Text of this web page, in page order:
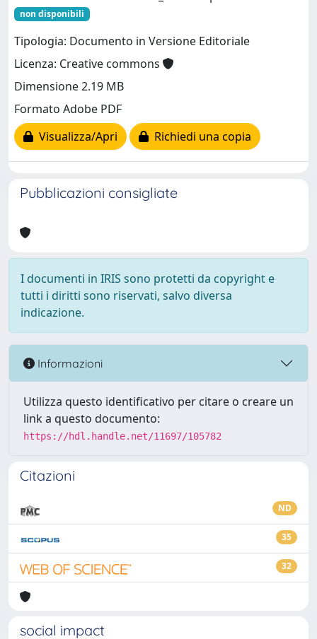
non disponibili
Tipologia: Documento in Versione Editoriale
Licenza: Creative commons
Dimensione 2.19 MB
Formato Adobe PDF
Visualizza/Apri
Richiedi una copia
Pubblicazioni consigliate
I documenti in IRIS sono protetti da copyright e
tutti i diritti sono riservati, salvo diversa
indicazione.
Informazioni
Utilizza questo identificativo per citare o creare un
link a questo documento:
https://hdl.handle.net/11697/105782
Citazioni
ND
35
32
social impact